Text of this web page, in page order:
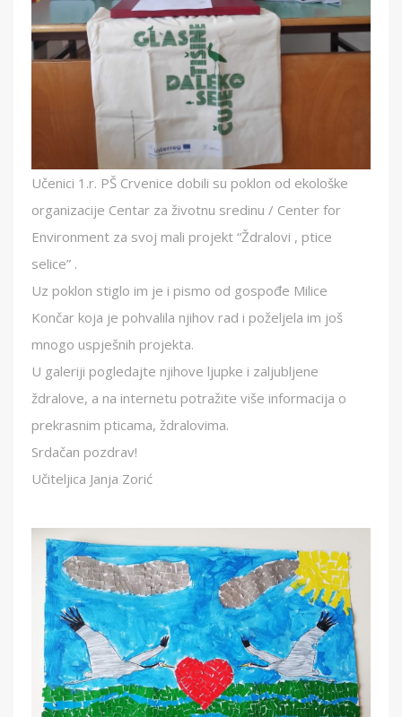
Učenici 1.r. PŠ Crvenice dobili su poklon od ekološke
organizacije Centar za životnu sredinu / Center for
Environment za svoj mali projekt “Ždralovi , ptice
selice” .
Uz poklon stiglo im je i pismo od gospođe Milice
Končar koja je pohvalila njihov rad i poželjela im još
mnogo uspješnih projekta.
U galeriji pogledajte njihove ljupke i zaljubljene
ždralove, a na internetu potražite više informacija o
prekrasnim pticama, ždralovima.
Srdačan pozdrav!
Učiteljica Janja Zorić